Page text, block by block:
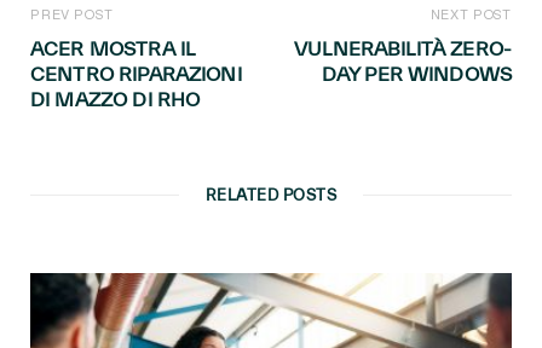
PREV POST
ACER MOSTRA IL
CENTRO RIPARAZIONI
DI MAZZO DI RHO
NEXT POST
VULNERABILITÀ ZERO-
DAY PER WINDOWS
RELATED POSTS